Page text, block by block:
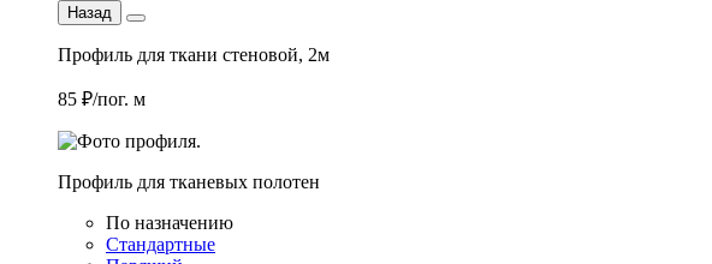
Назад
Профиль для ткани стеновой, 2м
85 ₽/пог. м
Профиль для тканевых полотен
По назначению
Стандартные